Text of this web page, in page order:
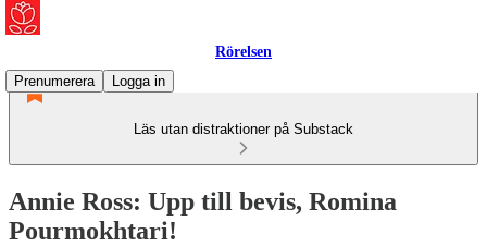
Rörelsen
Prenumerera
Logga in
Läs utan distraktioner på Substack
Annie Ross: Upp till bevis, Romina
Pourmokhtari!